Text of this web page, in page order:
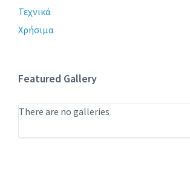
Τεχνικά
Χρήσιμα
Featured Gallery
There are no galleries